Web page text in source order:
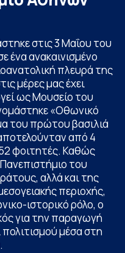
στις 3 Μαΐου του
ένα ανακαινισμένο
πλευρά της
μέρες μας έχει
ως Μουσείο του
«Οθωνικό
του πρώτου βασιλιά
από 4
φοιτητές. Καθώς
του
αλλά και της
περιοχής,
ιστορικό ρόλο, ο
για την παραγωγή
μέσα στη